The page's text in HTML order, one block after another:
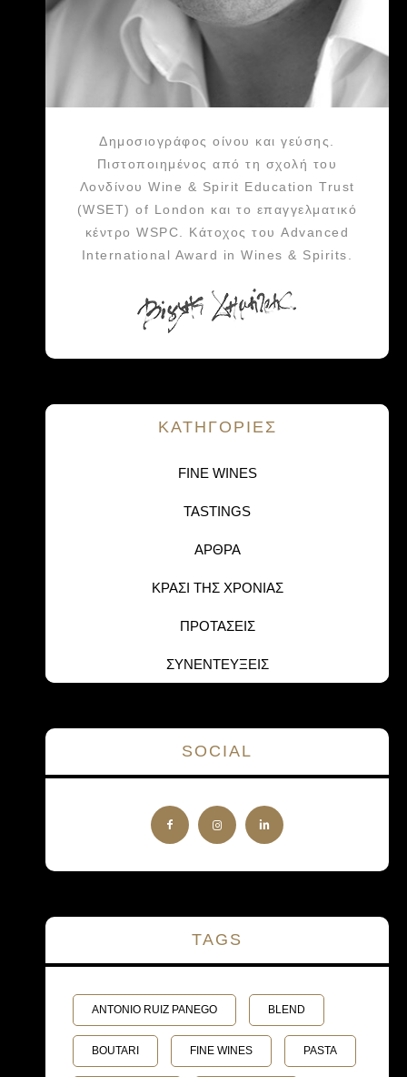
Δημοσιογράφος οίνου και γεύσης.
Πιστοποιημένος από τη σχολή του
Λονδίνου Wine & Spirit Education Trust
(WSET) of London και το επαγγελματικό
κέντρο WSPC. Κάτοχος του Advanced
International Award in Wines & Spirits.
KΑΤΗΓΟΡΙΕΣ
FINE WINES
TASTINGS
ΑΡΘΡΑ
ΚΡΑΣΙ ΤΗΣ ΧΡΟΝΙΑΣ
ΠΡΟΤΑΣΕΙΣ
ΣΥΝΕΝΤΕΥΞΕΙΣ
SOCIAL
TAGS
ANTONIO RUIZ PANEGO BLEND
BOUTARI FINE WINES PASTA